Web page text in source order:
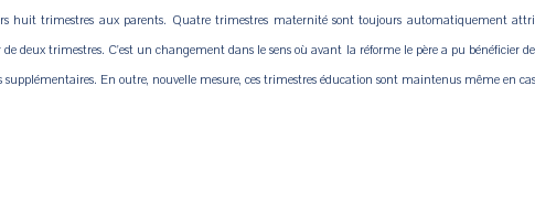
huit trimestres aux parents. Quatre trimestres maternité sont toujours automatiquement
deux trimestres. C'est un changement dans le sens où avant la réforme le père a pu bénéficier
En outre, nouvelle mesure, ces trimestres éducation sont maintenus même en